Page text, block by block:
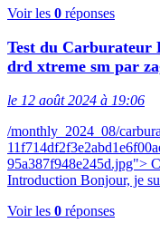
Voir les 0 réponses
Test du Carburateur
drd xtreme sm par
le 12 août 2024 à 19:06
/monthly_2024_08/
95a387f948e245d.jpg">
Introduction Bonjour, je
Voir les 0 réponses